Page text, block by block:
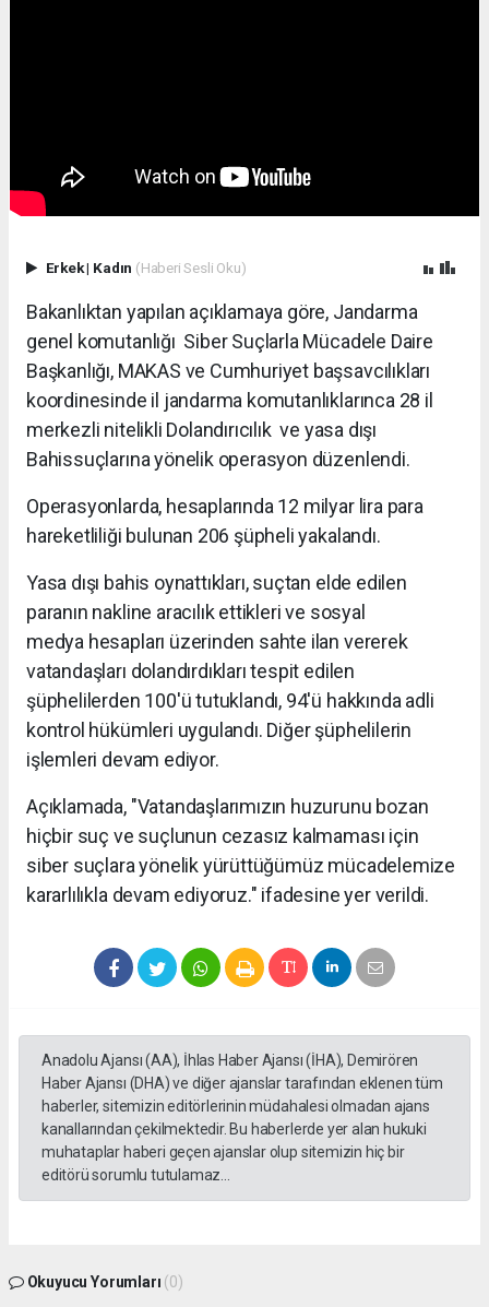
Erkek| Kadın (Haberi Sesli Oku)
Bakanlıktan yapılan açıklamaya göre, Jandarma
genel komutanlığı Siber Suçlarla Mücadele Daire
Başkanlığı, MAKAS ve Cumhuriyet başsavcılıkları
koordinesinde il jandarma komutanlıklarınca 28 il
merkezli nitelikli Dolandırıcılık ve yasa dışı
Bahissuçlarına yönelik operasyon düzenlendi.
Operasyonlarda, hesaplarında 12 milyar lira para
hareketliliği bulunan 206 şüpheli yakalandı.
Yasa dışı bahis oynattıkları, suçtan elde edilen
paranın nakline aracılık ettikleri ve sosyal
medya hesapları üzerinden sahte ilan vererek
vatandaşları dolandırdıkları tespit edilen
şüphelilerden 100'ü tutuklandı, 94'ü hakkında adli
kontrol hükümleri uygulandı. Diğer şüphelilerin
işlemleri devam ediyor.
Açıklamada, "Vatandaşlarımızın huzurunu bozan
hiçbir suç ve suçlunun cezasız kalmaması için
siber suçlara yönelik yürüttüğümüz mücadelemize
kararlılıkla devam ediyoruz." ifadesine yer verildi.
Anadolu Ajansı (AA), İhlas Haber Ajansı (İHA), Demirören
Haber Ajansı (DHA) ve diğer ajanslar tarafından eklenen tüm
haberler, sitemizin editörlerinin müdahalesi olmadan ajans
kanallarından çekilmektedir. Bu haberlerde yer alan hukuki
muhataplar haberi geçen ajanslar olup sitemizin hiç bir
editörü sorumlu tutulamaz...
Okuyucu Yorumları (0)